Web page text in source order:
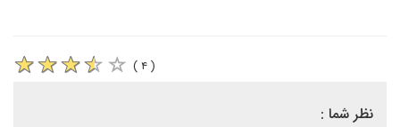
( ۴ )
نظر شما :